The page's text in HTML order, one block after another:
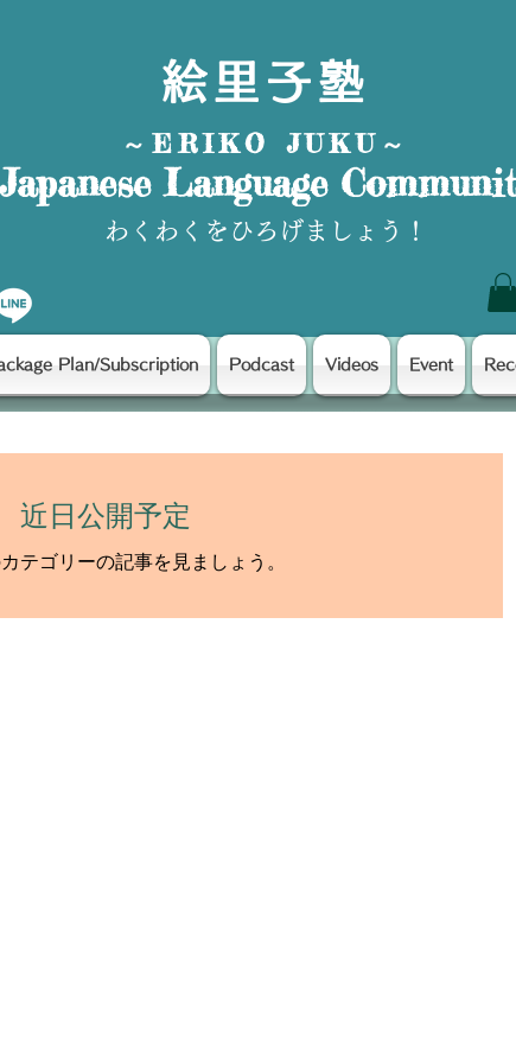
絵里子塾
～ERIKO JUKU～
Language
わくわくをひろげましょう！
Plan/Subscription Podcast Videos Event
近日公開予定
テゴリーの記事を見ましょう。